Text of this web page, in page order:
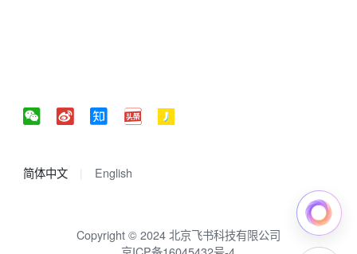
简体中文 English
Copyright © 2024 北京飞书科技有限公司